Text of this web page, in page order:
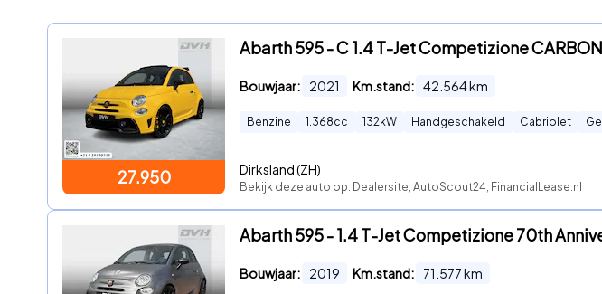
27.950
Abarth 595 - C 1.4 T-Jet Competizione CARBON
Bouwjaar: 2021 Km.stand: 42.564km
Benzine 1.368cc 132kW Handgeschakeld Cabriolet
Dirksland (ZH)
Bekijk deze auto op: Dealersite, AutoScout24, FinancialLease.nl
Abarth 595 - 1.4 T-Jet Competizione 70th
Bouwjaar: 2019 Km.stand: 71.577km